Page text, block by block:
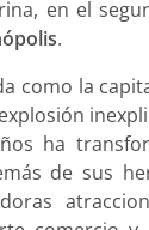
en el
.
como la
ha
de sus